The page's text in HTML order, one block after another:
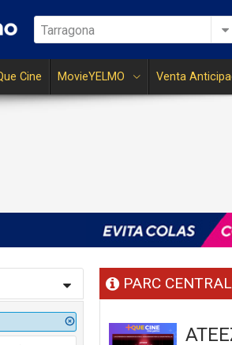
Tarragona
Cine MovieYELMO Venta
PARC